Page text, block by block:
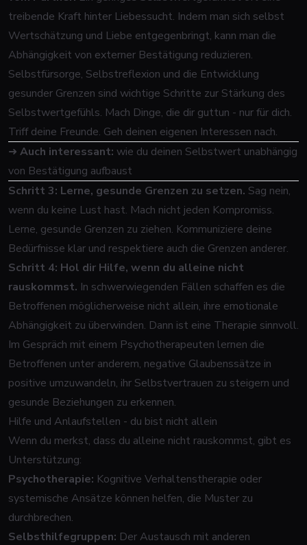
treibende Kraft hinter Liebessucht. Indem man sich selbst
Wertschätzung und Liebe entgegenbringt, kann man die
Abhängigkeit von externer Bestätigung reduzieren.
Selbstfürsorge, Selbstreflexion und die Entwicklung
gesunder Grenzen sind wichtige Schritte zur Stärkung des
Selbstwertgefühls. Mach Dinge, die dir guttun - nur für dich.
Triff deine Freunde. Geh deinen eigenen Interessen nach.
➜ Auch interessant: wie du deinen Selbstwert unabhängig
von Bestätigung aufbaust
Schritt 3: Lerne, gesunde Grenzen zu setzen. Sag nein,
wenn du keine Lust hast. Mach nicht jeden Kompromiss.
Lerne, gesunde Grenzen zu ziehen. Kommuniziere deine
Bedürfnisse klar und respektiere auch die Grenzen anderer.
Schritt 4: Hol dir Hilfe, wenn du alleine nicht
rauskommst. In schwerwiegenden Fällen schaffen es die
Betroffenen möglicherweise nicht allein, ihre emotionale
Abhängigkeit zu überwinden. Dann ist eine Therapie sinnvoll.
Im Gespräch mit einem Psychotherapeuten lernen die
Betroffenen unter anderem, negative Glaubenssätze in
positive umzuwandeln, ihr Selbstvertrauen zu steigern und
gesunde Beziehungen zu erkennen.
Hilfe und Anlaufstellen - du bist nicht allein
Wenn du merkst, dass du alleine nicht rauskommst, gibt es
Unterstützung:
Psychotherapie: Kognitive Verhaltenstherapie oder
systemische Ansätze können helfen, die Muster zu
durchbrechen.
Selbsthilfegruppen: Der Austausch mit anderen